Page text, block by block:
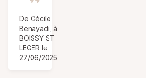
De Cécile
Benayadi, à
BOISSY ST
LEGER le
27/06/2025